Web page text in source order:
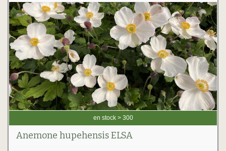
en stock > 300
Anemone hupehensis ELSA